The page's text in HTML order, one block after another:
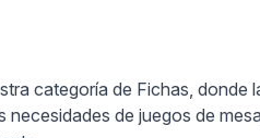
categoría de Fichas, donde
necesidades de juegos de